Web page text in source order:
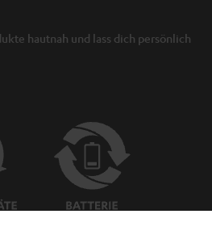
hautnah und lass dich persönlich